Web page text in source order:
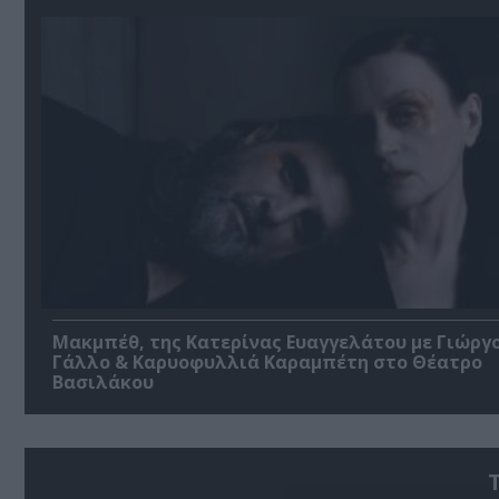
Μακμπέθ, της Κατερίνας Ευαγγελάτου με
Γάλλο & Καρυοφυλλιά Καραμπέτη στο Θέατρο
Βασιλάκου